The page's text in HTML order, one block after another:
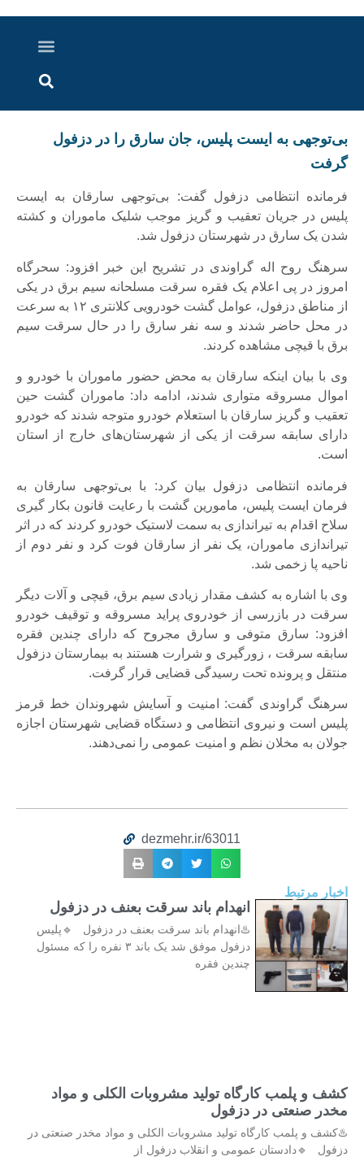
بی‌توجهی به ایست پلیس، جان سارق را در دزفول
گرفت
فرمانده انتظامی دزفول گفت: بی‌توجهی سارقان به ایست
پلیس در جریان تعقیب و گریز موجب شلیک ماموران و کشته
شدن یک سارق در شهرستان دزفول شد.
سرهنگ روح اله گراوندی در تشریح این خبر افزود: سحرگاه
امروز در پی اعلام یک فقره سرقت مسلحانه سیم برق در یکی
از مناطق دزفول، عوامل گشت خودرویی کلانتری ۱۲ به سرعت
در محل حاضر شدند و سه نفر سارق را در حال سرقت سیم
برق با قیچی مشاهده کردند.
وی با بیان اینکه سارقان به محض حضور ماموران با خودرو و
اموال مسروقه متواری شدند، ادامه داد: ماموران گشت حین
تعقیب و گریز سارقان با استعلام خودرو متوجه شدند که خودرو
دارای سابقه سرقت از یکی از شهرستان‌های خارج از استان
است.
فرمانده انتظامی دزفول بیان کرد: با بی‌توجهی سارقان به
فرمان ایست پلیس، مامورین گشت با رعایت قانون بکار گیری
سلاح اقدام به تیراندازی به سمت لاستیک خودرو کردند که در اثر
تیراندازی ماموران، یک نفر از سارقان فوت کرد و نفر دوم از
ناحیه پا زخمی شد.
وی با اشاره به کشف مقدار زیادی سیم برق، قیچی و آلات دیگر
سرقت در بازرسی از خودروی پراید مسروقه و توقیف خودرو
افزود: سارق متوفی و سارق مجروح که دارای چندین فقره
سابقه سرقت ، زورگیری و شرارت هستند به بیمارستان دزفول
منتقل و پرونده تحت رسیدگی قضایی قرار گرفت.
سرهنگ گراوندی گفت: امنیت و آسایش شهروندان خط قرمز
پلیس است و نیروی انتظامی و دستگاه قضایی شهرستان اجازه
جولان به مخلان نظم و امنیت عمومی را نمی‌دهند.
dezmehr.ir/63011
اخبار مرتبط
انهدام باند سرقت بعنف در دزفول
♨️انهدام باند سرقت بعنف در دزفول 🔹پلیس
دزفول موفق شد یک باند ۳ نفره را که مسئول
چندین فقره
کشف و پلمب کارگاه تولید مشروبات الکلی و مواد
مخدر صنعتی در دزفول
♨️کشف و پلمب کارگاه تولید مشروبات الکلی و مواد مخدر صنعتی در
دزفول 🔹دادستان عمومی و انقلاب دزفول از